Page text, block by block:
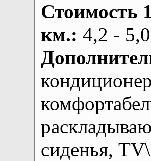
Стоимость
км.: 4,2 -
сиденья,